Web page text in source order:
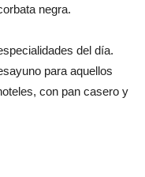
negra.
del día.
para aquellos
con pan casero y